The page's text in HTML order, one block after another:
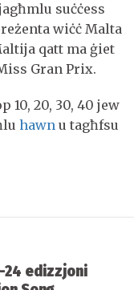
suċċess
wiċċ Malta
qatt ma ġiet
Gran Prix.
10, 20, 30, 40 jew
hawn u tagħfsu
edizzjoni